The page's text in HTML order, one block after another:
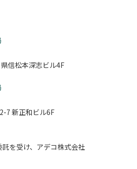
信松本深志ビル4F
7 新正和ビル6F
を受け、アデコ株式会社